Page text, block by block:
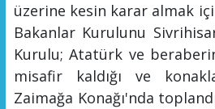
üzerine kesin karar almak
Bakanlar Kurulunu
Kurulu; Atatürk ve
misafir kaldığı ve
Zaimağa Konağı'nda